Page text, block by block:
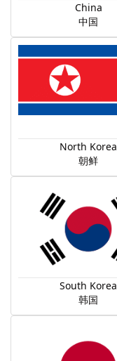
China
中国
North Korea
朝鲜
South Korea
韩国